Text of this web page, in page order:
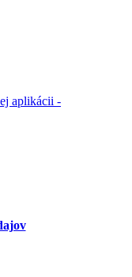
aplikácii -